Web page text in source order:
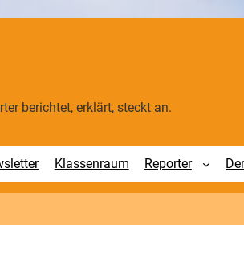
berichtet, erklärt, steckt an.
Klassenraum Reporter